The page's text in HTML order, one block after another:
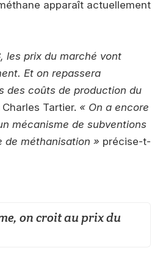
apparaît actuellement
les prix du marché vont
Et on repassera
des coûts de production du
Charles Tartier. « On a encore
mécanisme de subventions
de méthanisation » précise-t-
on croit au prix du